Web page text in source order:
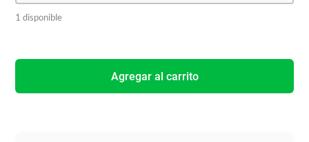
1 disponible
Agregar al carrito